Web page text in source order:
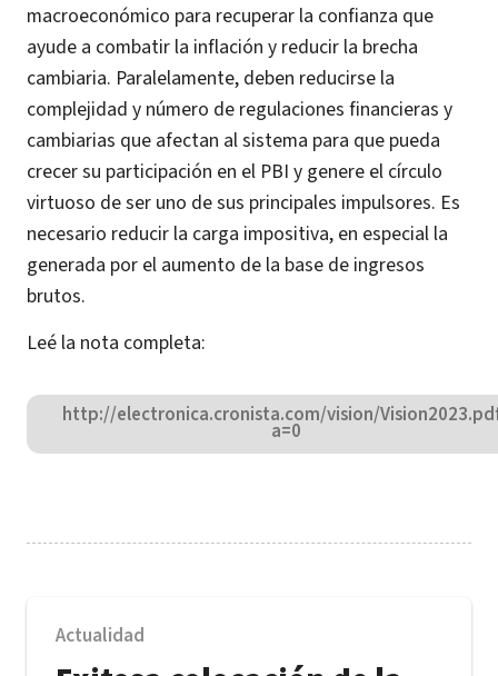
macroeconómico para recuperar la confianza que
ayude a combatir la inflación y reducir la brecha
cambiaria. Paralelamente, deben reducirse la
complejidad y número de regulaciones financieras y
cambiarias que afectan al sistema para que pueda
crecer su participación en el PBI y genere el círculo
virtuoso de ser uno de sus principales impulsores. Es
necesario reducir la carga impositiva, en especial la
generada por el aumento de la base de ingresos
brutos.
Leé la nota completa:
http://electronica.cronista.com/vision/
a=0
Actualidad